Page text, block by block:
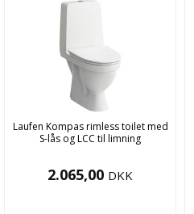
Laufen Kompas rimless toilet med
S-lås og LCC til limning
2.065,00 DKK